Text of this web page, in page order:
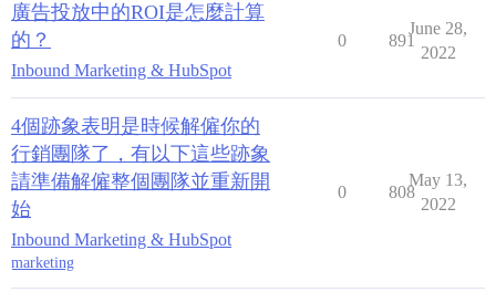
廣告投放中的ROI是怎麼計算
的？
Inbound Marketing & HubSpot
0 891
June 28,
2022
4個跡象表明是時候解僱你的
行銷團隊了，有以下這些跡象
請準備解僱整個團隊並重新開
始
Inbound Marketing & HubSpot
marketing
0 808
May 13,
2022